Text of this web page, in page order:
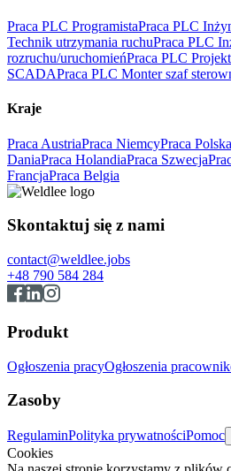
Praca PLC ProgramistaPraca PLC
Technik utrzymania ruchuPraca PLC
rozruchu/uruchomieńPraca PLC
SCADAPraca PLC Monter szaf
Kraje
Praca AustriaPraca NiemcyPraca Polska
DaniaPraca HolandiaPraca Szwecja
FrancjaPraca Belgia
Skontaktuj się z nami
contact@weldlee.jobs
+48 790 584 284
Produkt
Ogłoszenia pracyOgłoszenia
Zasoby
RegulaminPolityka prywatnościPomoc
Cookies